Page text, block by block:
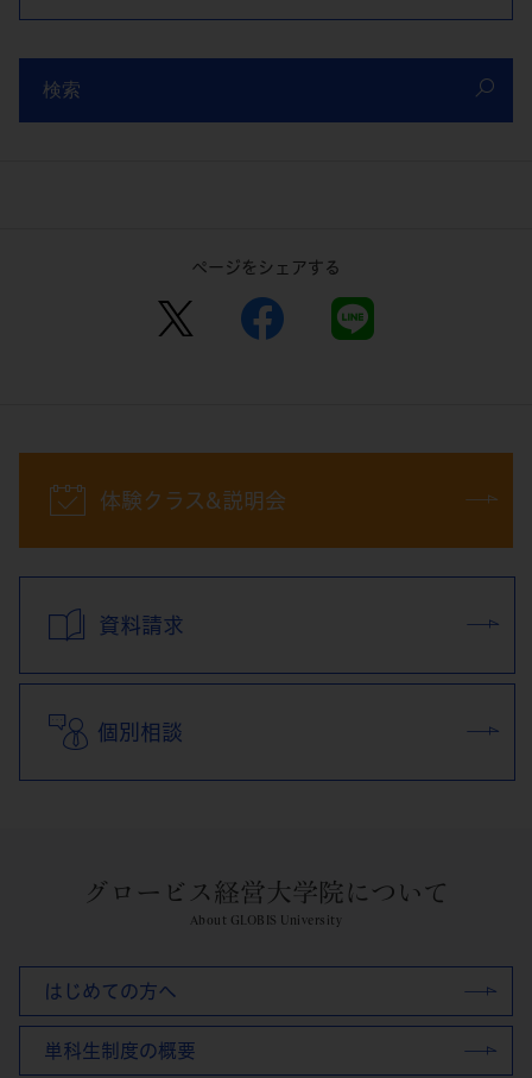
検索
ページをシェアする
体験クラス&説明会
資料請求
個別相談
グロービス経営大学院について
About GLOBIS University
はじめての方へ
単科生制度の概要